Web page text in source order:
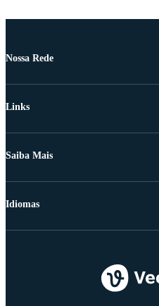
Nossa Rede
Links
Saiba Mais
Idiomas